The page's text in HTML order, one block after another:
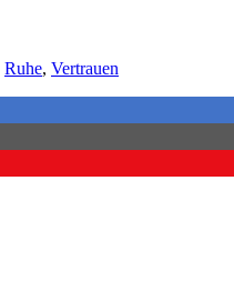
Ruhe, Vertrauen